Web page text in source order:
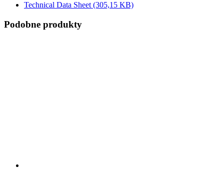
Technical Data Sheet (305,15 KB)
Podobne produkty